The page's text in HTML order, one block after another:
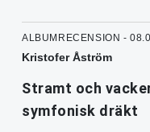
ALBUMRECENSION -
Kristofer Åström
Stramt och
symfonisk dräkt